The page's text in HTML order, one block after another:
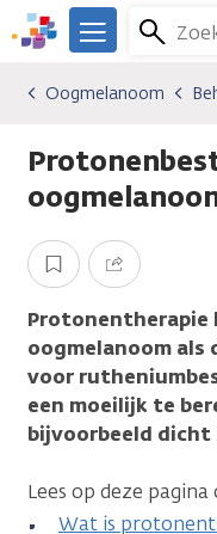
Overslaan
en
gaan
We
er
je.
Kanker.nl
Menu
Kankersoorten
Oogmelanoom
Behandelingen
Oogmelanoom
Opslaan Delen
Protonentherapie
oogmelanoom
voor
een moeilijk te
bijvoorbeeld dicht
Lees op deze pagina
Wat is